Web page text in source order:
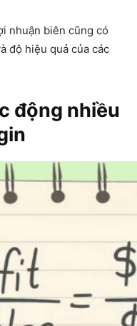
nhuận biên cũng có
độ hiệu quả của các
động nhiều